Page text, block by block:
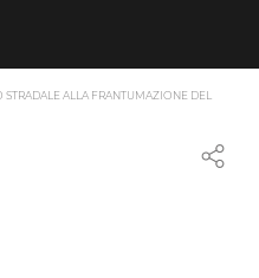
STRADALE ALLA FRANTUMAZIONE DEL